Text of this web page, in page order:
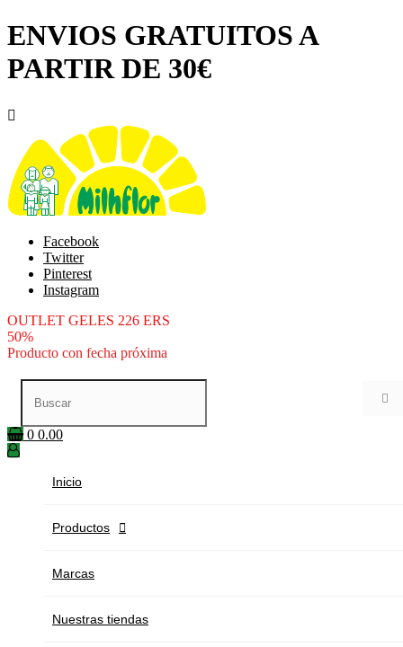
ENVIOS GRATUITOS A
PARTIR DE 30€

Facebook
Twitter
Pinterest
Instagram
OUTLET GELES 226 ERS
50%
Producto con fecha próxima

0 0.00
Inicio
Productos 
Marcas
Nuestras tiendas